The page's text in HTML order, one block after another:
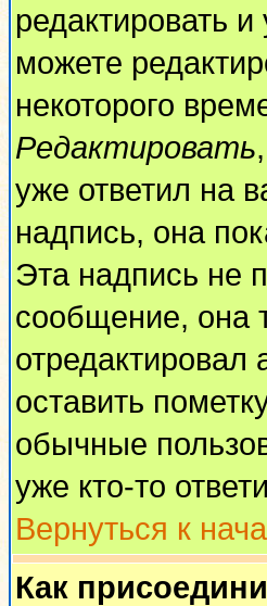
редактировать
можете
некоторого
Редактировать
уже ответил на
надпись, она
Эта надпись не
сообщение, она
оставить
обычные
уже кто-то
Вернуться к
Как